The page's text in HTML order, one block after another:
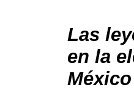
Las
en la
México